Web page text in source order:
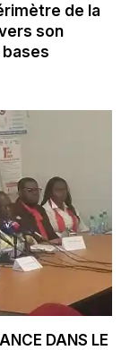
de la
son
DANS LE